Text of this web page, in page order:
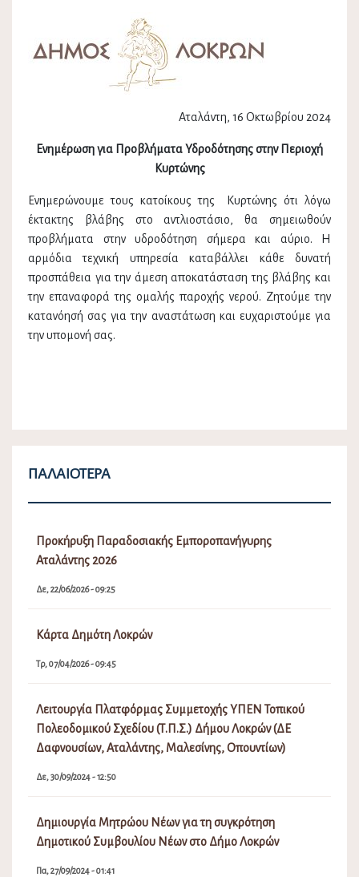
Αταλάντη, 16 Οκτωβρίου 2024
Ενημέρωση για Προβλήματα Υδροδότησης στην Περιοχή
Κυρτώνης
Ενημερώνουμε τους κατοίκους της Κυρτώνης ότι λόγω
έκτακτης βλάβης στο αντλιοστάσιο, θα σημειωθούν
προβλήματα στην υδροδότηση σήμερα και αύριο. Η
αρμόδια τεχνική υπηρεσία καταβάλλει κάθε δυνατή
προσπάθεια για την άμεση αποκατάσταση της βλάβης και
την επαναφορά της ομαλής παροχής νερού. Ζητούμε την
κατανόησή σας για την αναστάτωση και ευχαριστούμε για
την υπομονή σας.
ΠΑΛΑΙΌΤΕΡΑ
Προκήρυξη Παραδοσιακής Εμποροπανήγυρης
Αταλάντης 2026
Δε, 22/06/2026 - 09:25
Κάρτα Δημότη Λοκρών
Τρ, 07/04/2026 - 09:45
Λειτουργία Πλατφόρμας Συμμετοχής ΥΠΕΝ Τοπικού
Πολεοδομικού Σχεδίου (Τ.Π.Σ.) Δήμου Λοκρών (ΔΕ
Δαφνουσίων, Αταλάντης, Μαλεσίνης, Οπουντίων)
Δε, 30/09/2024 - 12:50
Δημιουργία Μητρώου Νέων για τη συγκρότηση
Δημοτικού Συμβουλίου Νέων στο Δήμο Λοκρών
Πα, 27/09/2024 - 01:41